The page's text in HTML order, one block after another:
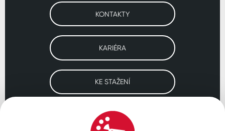
KONTAKTY
KARIÉRA
KE STAŽENÍ
Navštivte naše pobočky